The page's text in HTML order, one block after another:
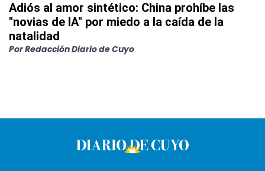
Adiós al amor sintético: China prohíbe las
"novias de IA" por miedo a la caída de la
natalidad
PorRedacción Diario de Cuyo